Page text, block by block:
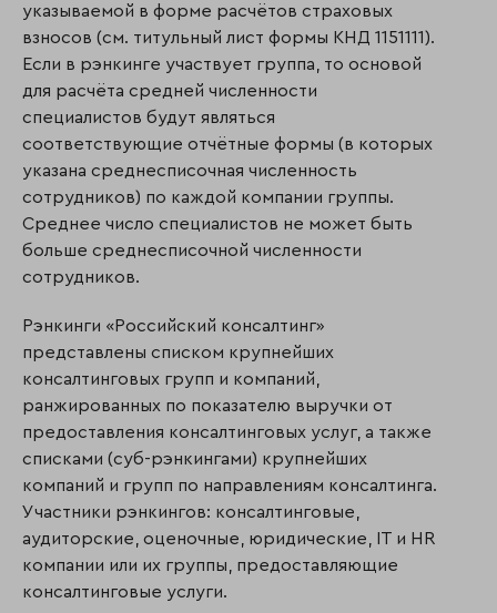
указываемой в форме расчётов страховых
взносов (см. титульный лист формы КНД 1151111).
Если в рэнкинге участвует группа, то основой
для расчёта средней численности
специалистов будут являться
соответствующие отчётные формы (в которых
указана среднесписочная численность
сотрудников) по каждой компании группы.
Среднее число специалистов не может быть
больше среднесписочной численности
сотрудников.
Рэнкинги «Российский консалтинг»
представлены списком крупнейших
консалтинговых групп и компаний,
ранжированных по показателю выручки от
предоставления консалтинговых услуг, а также
списками (суб-рэнкингами) крупнейших
компаний и групп по направлениям консалтинга.
Участники рэнкингов: консалтинговые,
аудиторские, оценочные, юридические, IT и HR
компании или их группы, предоставляющие
консалтинговые услуги.